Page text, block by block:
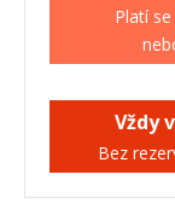
Platí
Vždy
Bez